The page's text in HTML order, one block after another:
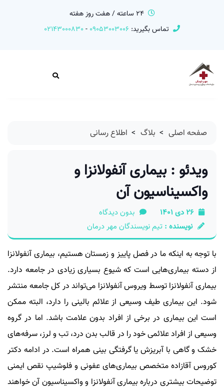
24 ساعته / هفت روز هفته
تماس بگیرید: 09053003006
-
02143000830
صفحه اصلی > بلاگ > اطلاع رسانی
ویدئو : بیماری آنفولانزا و
واکسیناسیون آن
26 دی 1401
بدون دیدگاه
نویسنده : تیم نویسندگان مهر درمان
با توجه به اینکه ما در فصل پاییز و زمستان هستیم، بیماری آنفولانزا
از دسته بیماری‌هایی است که شیوع بسیاری زیادی در جامعه دارد.
بیماری آنفولانزا توسط ویروس آنفولانزا می‌تواند در کل جامعه منتشر
شود. این بیماری طیف وسیعی از علائم بالینی را دارد، البته ممکن
است این بیماری در برخی از افراد بدون علامت باشد. اما در گروه
وسیعی از افراد علائمی خود را در قالب بدن درد، تب و لرز، سرفه‌های
خشک و گاهی با آبریزش یا گرفتگی بینی همراه است. در ادامه دکتر
کوروس آقازاده متخصص بیماری‌های عفونی و فلوشیپ نقص ایمنی
توضیحات بیشتری درباره بیماری آنفولانزا و واکسیناسیون آن خواهند